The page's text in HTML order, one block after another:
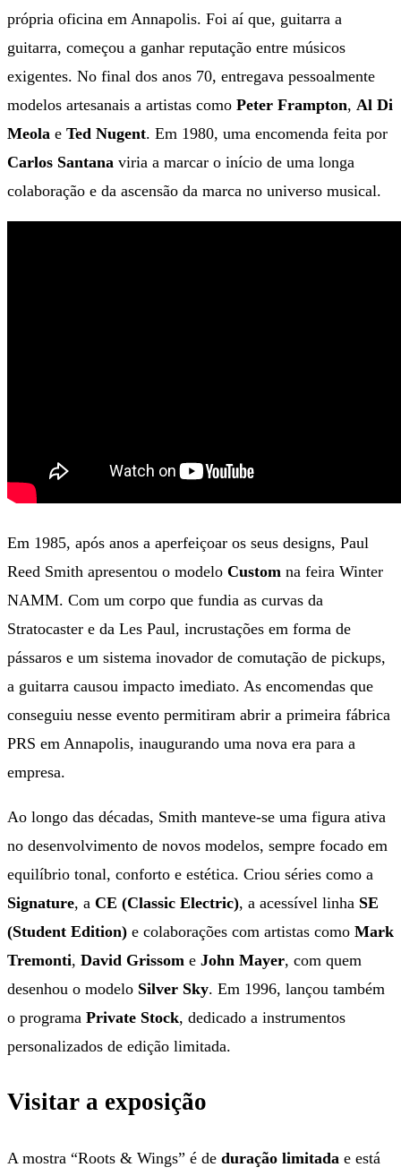
própria oficina em Annapolis. Foi aí que, guitarra a
guitarra, começou a ganhar reputação entre músicos
exigentes. No final dos anos 70, entregava pessoalmente
modelos artesanais a artistas como Peter Frampton, Al Di
Meola e Ted Nugent. Em 1980, uma encomenda feita por
Carlos Santana viria a marcar o início de uma longa
colaboração e da ascensão da marca no universo musical.
Em 1985, após anos a aperfeiçoar os seus designs, Paul
Reed Smith apresentou o modelo Custom na feira Winter
NAMM. Com um corpo que fundia as curvas da
Stratocaster e da Les Paul, incrustações em forma de
pássaros e um sistema inovador de comutação de pickups,
a guitarra causou impacto imediato. As encomendas que
conseguiu nesse evento permitiram abrir a primeira fábrica
PRS em Annapolis, inaugurando uma nova era para a
empresa.
Ao longo das décadas, Smith manteve-se uma figura ativa
no desenvolvimento de novos modelos, sempre focado em
equilíbrio tonal, conforto e estética. Criou séries como a
Signature, a CE (Classic Electric), a acessível linha SE
(Student Edition) e colaborações com artistas como Mark
Tremonti, David Grissom e John Mayer, com quem
desenhou o modelo Silver Sky. Em 1996, lançou também
o programa Private Stock, dedicado a instrumentos
personalizados de edição limitada.
Visitar a exposição
A mostra “Roots & Wings” é de duração limitada e está